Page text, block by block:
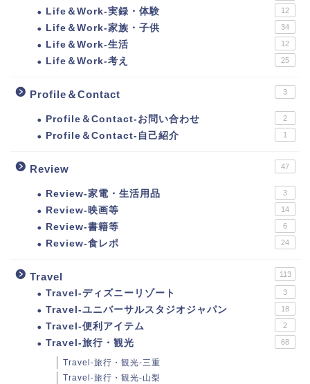
Life＆Work-実録・体験 12
Life＆Work-家族・子供 34
Life＆Work-生活 12
Life＆Work-考え 25
Profile＆Contact 3
Profile＆Contact-お問い合わせ 2
Profile＆Contact-自己紹介 1
Review 47
Review-家電・生活用品 3
Review-映画等 14
Review-書籍等 6
Review-食レポ 24
Travel 113
Travel-ディズニーリゾート 3
Travel-ユニバーサルスタジオジャパン 18
Travel-便利アイテム 2
Travel-旅行・観光 68
Travel-旅行・観光-三重
Travel-旅行・観光-山梨